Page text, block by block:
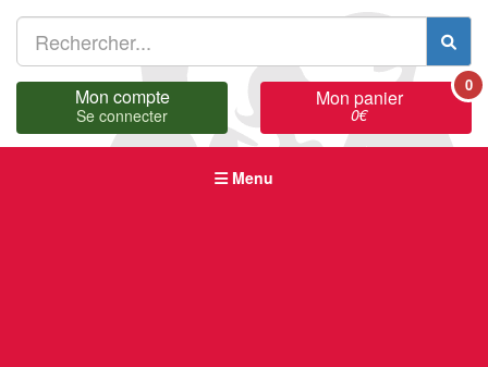
Mon compte
Se connecter
Mon panier
0€
0
Menu